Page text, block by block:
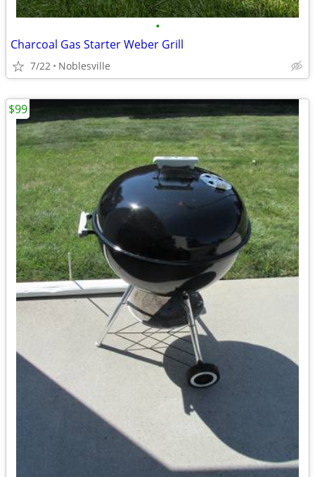
•
Charcoal Gas Starter Weber Grill
7/22 Noblesville
$99